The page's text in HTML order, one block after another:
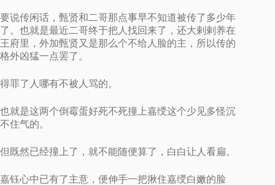
要说传闲话，甄贤和二哥那点事早不知道被传了多少年
了。也就是最近二哥终于把人找回来了，还大剌剌养在
王府里，外加甄贤又是那么个不给人脸的主，所以传的
格外凶猛一点罢了。
得罪了人哪有不被人骂的。
也就是这两个倒霉蛋好死不死撞上嘉绶这个少见多怪沉
不住气的。
但既然已经撞上了，就不能随便算了，白白让人看扁。
嘉钰心中已有了主意，便伸手一把揪住嘉绶白嫩的脸